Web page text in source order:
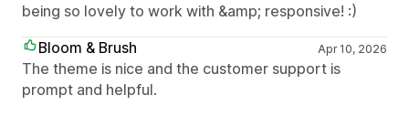
being so lovely to work with &amp; responsive! :)
Bloom & Brush
Apr 10, 2026
The theme is nice and the customer support is
prompt and helpful.